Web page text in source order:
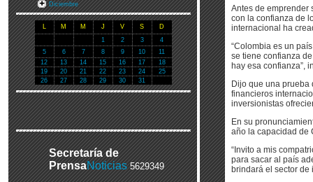
Diciembre
L M M J V S
D
1
2 3
4
5
6 7 8 9 10
11
12
13 14 15 16 17
18
19
20 21 22 23 24
25
26
27 28 29 30 31
Secretaría de
PrensaNoticias 5629349
Antes de emprender
con la confianza de
internacional ha
“Colombia es un
se tiene confianza
hay esa confianza”,
Dijo que una
financieros
inversionistas
En su
año la capacidad de
“Invito a mis
para sacar al país
brindará el sector